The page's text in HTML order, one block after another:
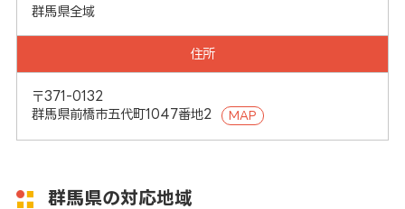
群馬県全域
住所
〒371-0132
群馬県前橋市五代町1047番地2
MAP
群馬県の対応地域